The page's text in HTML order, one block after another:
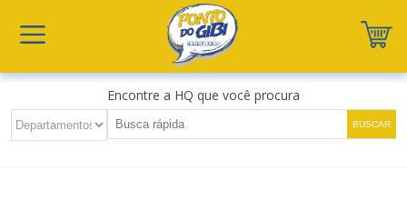
Encontre a HQ que você procura